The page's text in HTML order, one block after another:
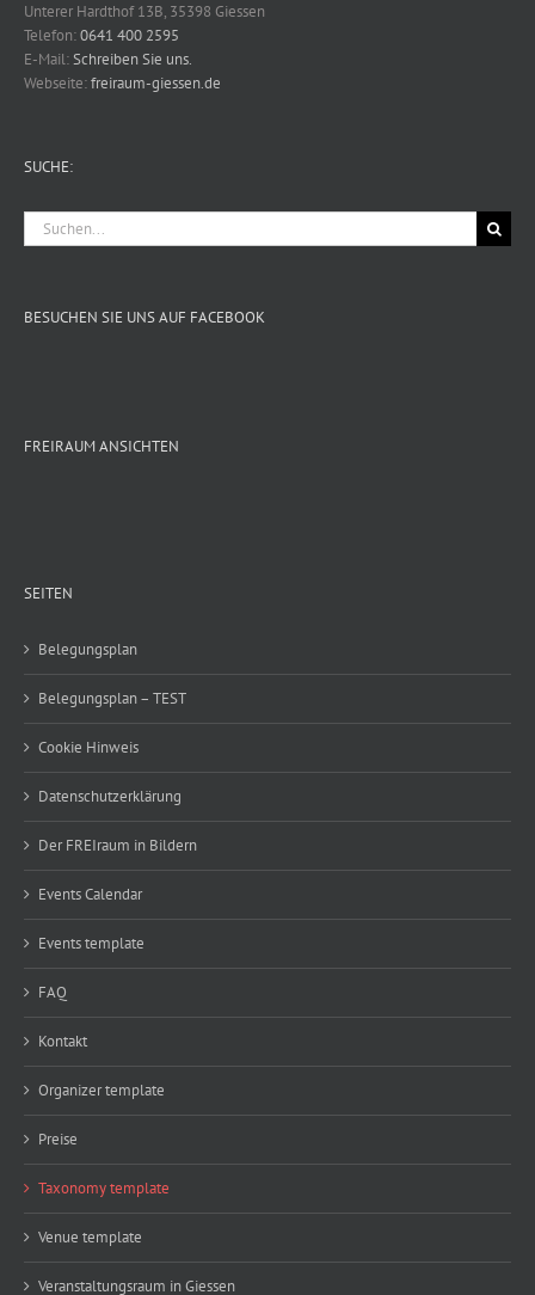
Unterer Hardthof 13B, 35398 Giessen
Telefon:0641 400 2595
E-Mail:Schreiben Sie uns.
Webseite:freiraum-giessen.de
SUCHE:
Suche
nach:
BESUCHEN SIE UNS AUF FACEBOOK
FREIRAUM ANSICHTEN
SEITEN
Belegungsplan
Belegungsplan – TEST
Cookie Hinweis
Datenschutzerklärung
Der FREIraum in Bildern
Events Calendar
Events template
FAQ
Kontakt
Organizer template
Preise
Taxonomy template
Venue template
Veranstaltungsraum in Giessen